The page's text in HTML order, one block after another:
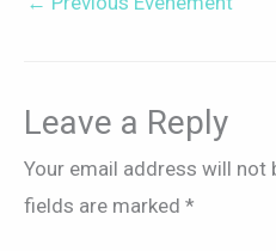
Leave a Reply
Your email address will not
fields are marked *